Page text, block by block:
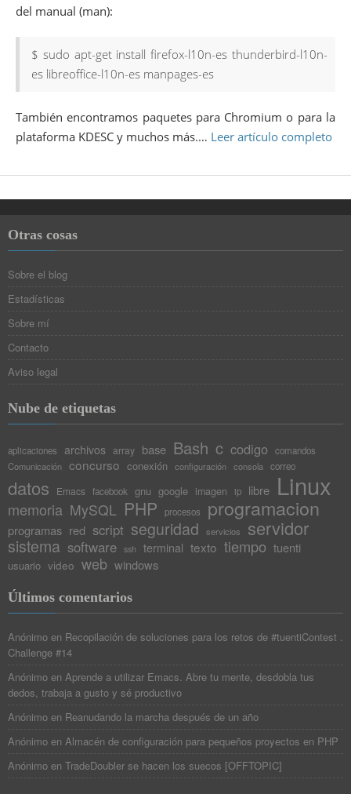
del manual (man):
$ sudo apt-get install firefox-l10n-es thunderbird-l10n-
es libreoffice-l10n-es manpages-es
También encontramos paquetes para Chromium o para la
plataforma KDESC y muchos más.… Leer artículo completo
Otras cosas
Sobre el blog
Estadísticas
Sobre mí
Contacto
Aviso legal
Nube de etiquetas
aplicaciones archivos array base Bash c codigo
comandos
Comunicación concurso conexión configuración consola correo
datos Emacs facebook gnu google imagen ip libre Linux
memoria MySQL PHP procesos programacion
programas red script seguridad servicios servidor
sistema software ssh terminal texto tiempo tuenti
usuario video web windows
Últimos comentarios
Anónimo en Recopilación de soluciones para los retos de #tuentiContest .
Challenge #14
Anónimo en Aprende a utilizar Emacs. Abre tu mente, desdobla tus
dedos, trabaja a gusto y sé productivo
Anónimo en Reanudando la marcha después de un año
Anónimo en Almacén de configuración para pequeños proyectos en PHP
Anónimo en TradeDoubler se hacen los suecos [OFFTOPIC]